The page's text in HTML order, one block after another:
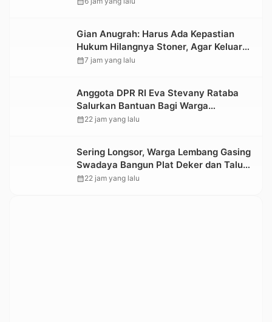
Gian Anugrah: Harus Ada Kepastian
Hukum Hilangnya Stoner, Agar Keluarga
tidak Larut dalam Trauma dan
calendar_month7 jam yang lalu
Anggota DPR RI Eva Stevany Rataba
Salurkan Bantuan Bagi Warga
Terdampak Longsor di Buntu Pepasan
calendar_month22 jam yang lalu
Sering Longsor, Warga Lembang Gasing
Swadaya Bangun Plat Deker dan Talut
Jalan Penghubung Antar Lembang
calendar_month22 jam yang lalu